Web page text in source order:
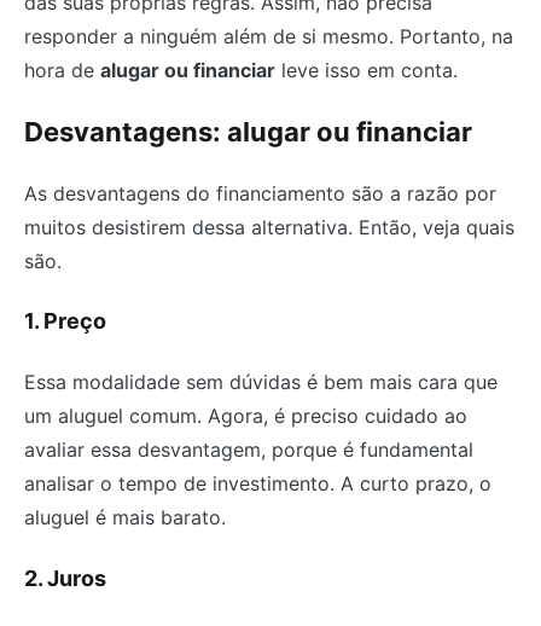
responder a ninguém além de si mesmo. Portanto, na
hora de alugar ou financiar leve isso em conta.
Desvantagens: alugar ou financiar
As desvantagens do financiamento são a razão por
muitos desistirem dessa alternativa. Então, veja quais
são.
1. Preço
Essa modalidade sem dúvidas é bem mais cara que
um aluguel comum. Agora, é preciso cuidado ao
avaliar essa desvantagem, porque é fundamental
analisar o tempo de investimento. A curto prazo, o
aluguel é mais barato.
2. Juros